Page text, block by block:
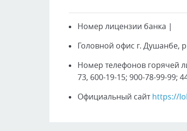
Номер лицензии банка |
Головной офис г. Душанбе,
Номер телефонов горячей
73, 600-19-15; 900-78-99-99;
Официальный сайтhttps://